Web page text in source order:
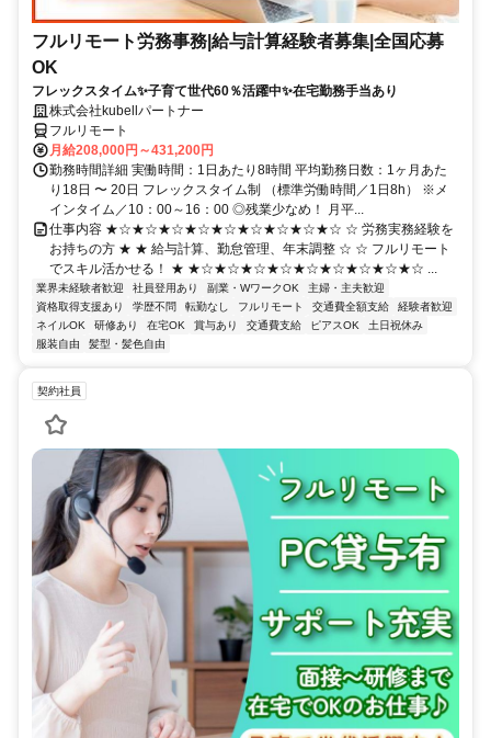
フルリモート労務事務|給与計算経験者募集|全国応募
OK
フレックスタイム✨子育て世代60％活躍中✨在宅勤務手当あり
株式会社kubellパートナー
フルリモート
月給208,000円～431,200円
勤務時間詳細 実働時間：1日あたり8時間 平均勤務日数：1ヶ月あた
り18日 〜 20日 フレックスタイム制 （標準労働時間／1日8h） ※メ
インタイム／10：00～16：00 ◎残業少なめ！ 月平...
仕事内容 ★☆★☆★☆★☆★☆★☆★☆★☆★☆ ☆ 労務実務経験を
お持ちの方 ★ ★ 給与計算、勤怠管理、年末調整 ☆ ☆ フルリモート
でスキル活かせる！ ★ ★☆★☆★☆★☆★☆★☆★☆★☆★☆ ...
業界未経験者歓迎 社員登用あり 副業・WワークOK
主婦・主夫歓迎
資格取得支援あり
学歴不問 転勤なし フルリモート 交通費全額支給
経験者歓迎
ネイルOK
研修あり 在宅OK 賞与あり 交通費支給 ピアスOK
土日祝休み
服装自由
髪型・髪色自由
契約社員